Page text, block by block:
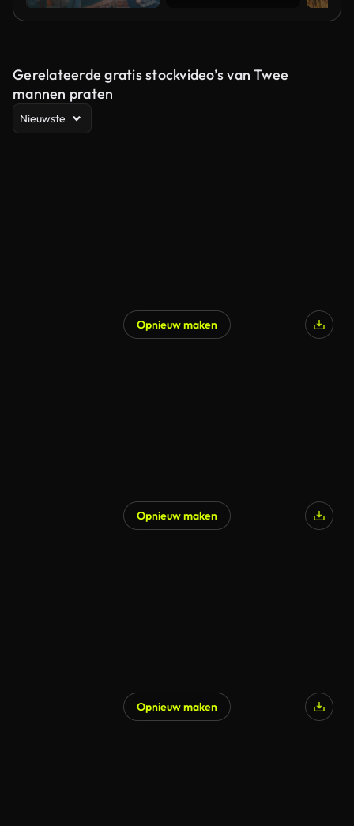
Gerelateerde gratis stockvideo’s van Twee
mannen praten
Nieuwste
Opnieuw maken
Opnieuw maken
Opnieuw maken